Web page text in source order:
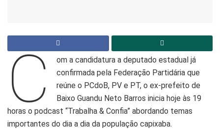
C
om a candidatura a deputado estadual já
confirmada pela Federação Partidária que
reúne o PCdoB, PV e PT, o ex-prefeito de
Baixo Guandu Neto Barros inicia hoje às 19
horas o podcast “Trabalha & Confia” abordando temas
importantes do dia a dia da população capixaba.